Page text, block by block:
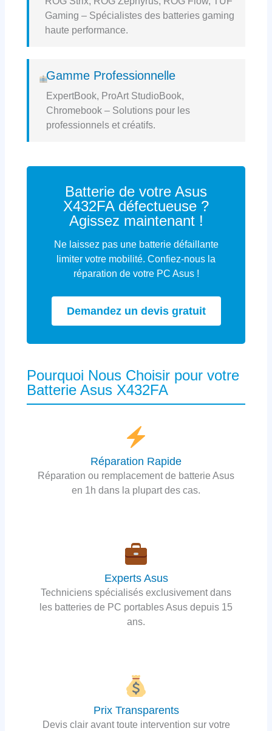
Gaming – Spécialistes des batteries gaming
haute performance.
Gamme Professionnelle
ExpertBook, ProArt StudioBook,
Chromebook – Solutions pour les
professionnels et créatifs.
Batterie de votre Asus
X432FA défectueuse ?
Agissez maintenant !
Ne laissez pas une batterie défaillante
limiter votre mobilité. Confiez-nous la
réparation de votre PC Asus !
Demandez un devis gratuit
Pourquoi Nous Choisir pour votre
Batterie Asus X432FA
Réparation Rapide
Réparation ou remplacement de batterie Asus
en 1h dans la plupart des cas.
Experts Asus
Techniciens spécialisés exclusivement dans
les batteries de PC portables Asus depuis 15
ans.
Prix Transparents
Devis clair avant toute intervention sur votre